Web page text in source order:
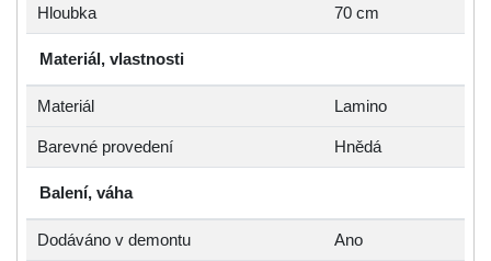
Hloubka 70 cm
Materiál, vlastnosti
Materiál Lamino
Barevné provedení Hnědá
Balení, váha
Dodáváno v demontu Ano